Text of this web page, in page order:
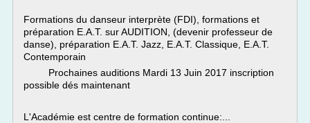
Formations du danseur interprète (FDI), formations et
préparation E.A.T. sur AUDITION, (devenir professeur de
danse), préparation E.A.T. Jazz, E.A.T. Classique, E.A.T.
Contemporain
Prochaines auditions Mardi 13 Juin 2017 inscription
possible dés maintenant
L'Académie est centre de formation continue:...